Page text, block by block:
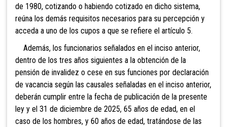
de 1980, cotizando o habiendo cotizado en dicho sistema,
reúna los demás requisitos necesarios para su percepción y
acceda a uno de los cupos a que se refiere el artículo 5.
Además, los funcionarios señalados en el inciso anterior,
dentro de los tres años siguientes a la obtención de la
pensión de invalidez o cese en sus funciones por declaración
de vacancia según las causales señaladas en el inciso anterior,
deberán cumplir entre la fecha de publicación de la presente
ley y el 31 de diciembre de 2025, 65 años de edad, en el
caso de los hombres, y 60 años de edad, tratándose de las